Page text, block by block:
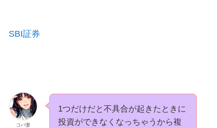
SBI証券
コバ妻
1つだけだと不具合が起きたときに
投資ができなくなっちゃうから複